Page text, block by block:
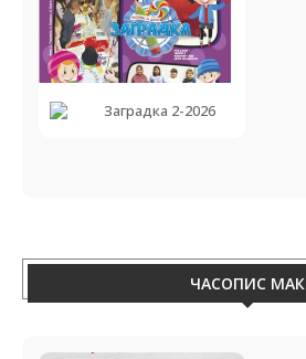
Заградка 2-2026
ЧАСОПИС МАК